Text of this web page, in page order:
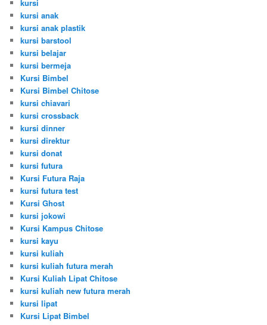
kursi
kursi anak
kursi anak plastik
kursi barstool
kursi belajar
kursi bermeja
Kursi Bimbel
Kursi Bimbel Chitose
kursi chiavari
kursi crossback
kursi dinner
kursi direktur
kursi donat
kursi futura
Kursi Futura Raja
kursi futura test
Kursi Ghost
kursi jokowi
Kursi Kampus Chitose
kursi kayu
kursi kuliah
kursi kuliah futura merah
Kursi Kuliah Lipat Chitose
kursi kuliah new futura merah
kursi lipat
Kursi Lipat Bimbel